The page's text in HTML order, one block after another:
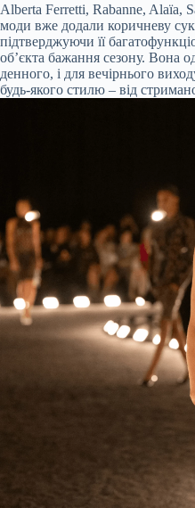
Alberta Ferretti, Rabanne, Alaïa,
моди вже додали коричневу
підтверджуючи її
об’єкта бажання сезону. Вона
денного, і для вечірнього
будь-якого стилю – від